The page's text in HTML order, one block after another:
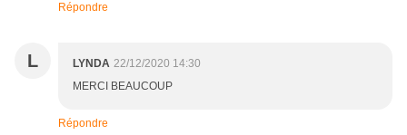
Répondre
L LYNDA 22/12/2020 14:30
MERCI BEAUCOUP
Répondre